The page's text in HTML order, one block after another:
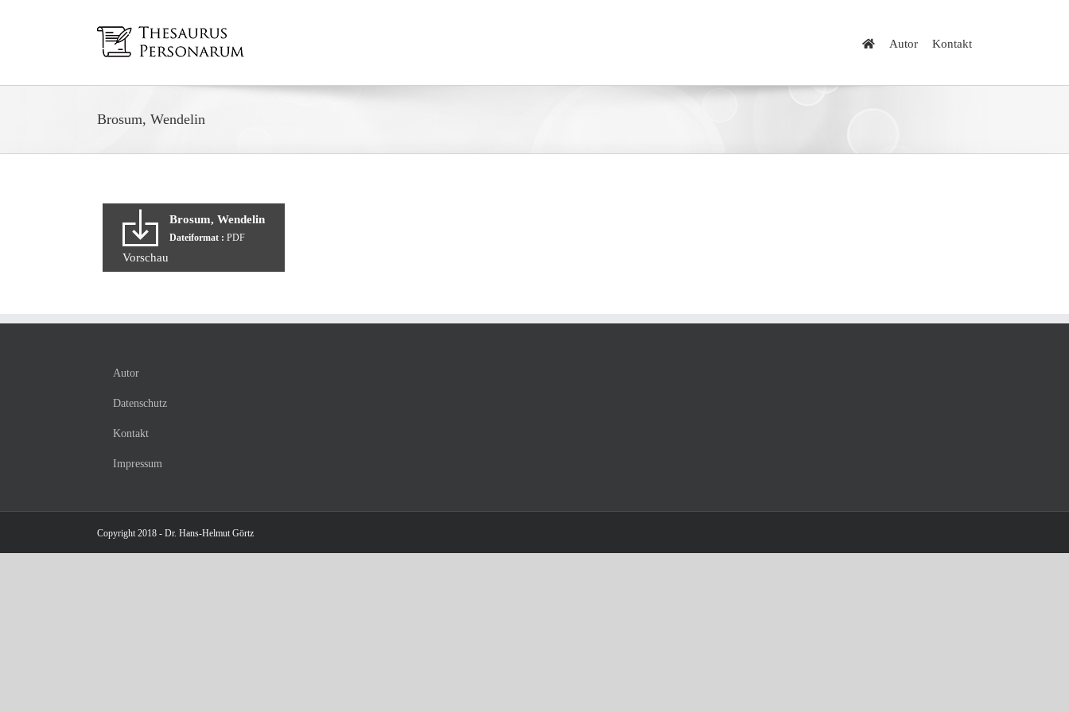
Autor Kontakt
Brosum, Wendelin
Brosum, Wendelin
Dateiformat : PDF
Vorschau
Autor
Datenschutz
Kontakt
Impressum
Copyright 2018 - Dr. Hans-Helmut Görtz